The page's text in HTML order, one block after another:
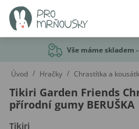
Vše máme skladem
Úvod / Hračky / Chrastítka a
Tikiri Garden Friends
přírodní gumy BERUŠKA
Tikiri